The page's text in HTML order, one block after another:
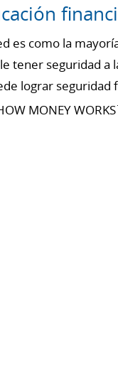
es como la
tener seguridad a
lograr
MONEY WORKS